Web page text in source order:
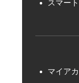
スマー
マイア